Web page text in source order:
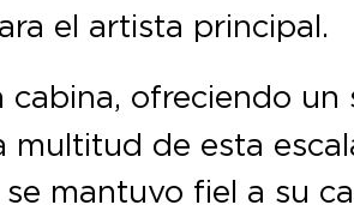
el artista principal.
ofreciendo un
multitud de esta
mantuvo fiel a su